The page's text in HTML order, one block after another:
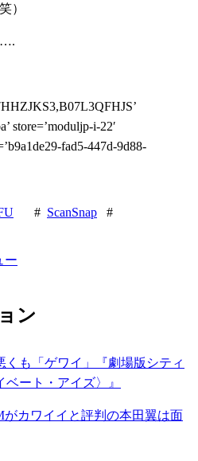
）
….
store=’moduljp-i-22′
fad5-447d-9d88-
# ScanSnap #
ー
ン
くも「ゲワイ」『劇場版シティ
ート・アイズ〉』
カワイイと評判の本田翼は面